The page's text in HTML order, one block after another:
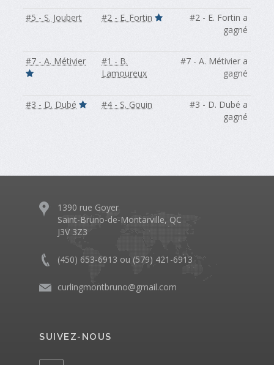
#5 - S. Joubert #2 - E. Fortin
#2 - E. Fortin a
gagné
#7 - A. Métivier
#1 - B.
Lamoureux
#7 - A. Métivier a
gagné
#3 - D. Dubé #4 - S. Gouin
#3 - D. Dubé a
gagné
1390 rue Goyer
Saint-Bruno-de-Montarville, QC
J3V 3Z3
(450) 653-6913 ou (579) 421-6913
curlingmontbruno@gmail.com
SUIVEZ-NOUS